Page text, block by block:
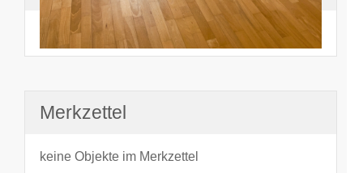
noch nichts angesehen
Merkzettel
keine Objekte im Merkzettel